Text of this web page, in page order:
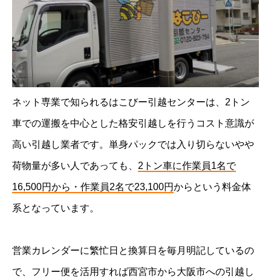
ネット専業で知られるはこびー引越センターは、2トン
車での運搬を中心とした格安引越しを行うコスト意識が
高い引越し業者です。単身パックでは入り切らないやや
荷物量が多い人であっても、 2トン車に作業員1名で
16,500円から・作業員2名で23,100円からという料金体
系となっています。
営業カレンダーに繁忙日と換算日を毎月明記しているの
で、フリー便を活用すれば西宮市から大阪市への引越し